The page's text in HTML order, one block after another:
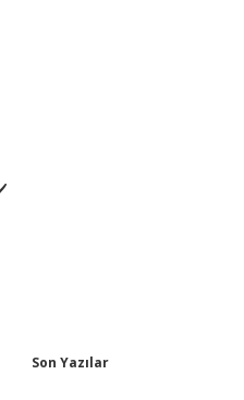
Sidebar
Son Yazılar